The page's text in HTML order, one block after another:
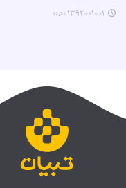
۱۳۹۲-۰۱-۰۱ ۰۰:۰۰